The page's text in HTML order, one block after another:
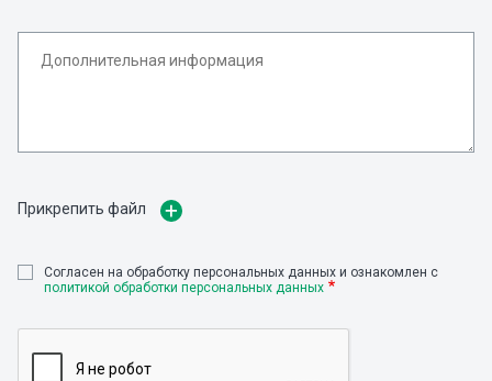
Прикрепить файл
Cогласен на обработку персональных данных и ознакомлен с
политикой обработки персональных данных